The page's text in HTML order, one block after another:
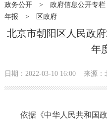
党中央精神 国
北京要闻 会
市领导 机
政务公开> 政府信息公开专栏
年报 > 区政府
北京市朝阳区人民政
年
日期：2022-03-10 16:00 来源：
依据《中华人民共和国政